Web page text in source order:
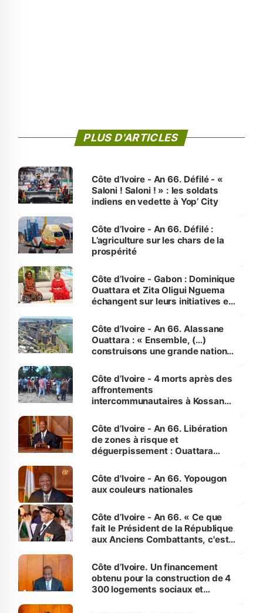
PLUS D'ARTICLES
Côte d’Ivoire - An 66. Défilé - «
Saloni ! Saloni ! » : les soldats
indiens en vedette à Yop’ City
Côte d’Ivoire - An 66. Défilé :
L’agriculture sur les chars de la
prospérité
Côte d’Ivoire - Gabon : Dominique
Ouattara et Zita Oligui Nguema
échangent sur leurs initiatives en
enfants
Côte d’Ivoire - An 66. Alassane
Ouattara : « Ensemble, (…)
construisons une grande nation
générations futures »
Côte d’Ivoire - 4 morts après des
affrontements
intercommunautaires à Kossandji
milieu des sinistrés
Côte d’Ivoire - An 66. Libération
de zones à risque et
déguerpissement : Ouattara
l'Etat de droit pour préserver les
vies humaines »
Côte d'Ivoire - An 66. Yopougon
aux couleurs nationales
Côte d’Ivoire - An 66. « Ce que
fait le Président de la République
aux Anciens Combattants, c'est
Côte d’Ivoire. Un financement
obtenu pour la construction de 4
300 logements sociaux et